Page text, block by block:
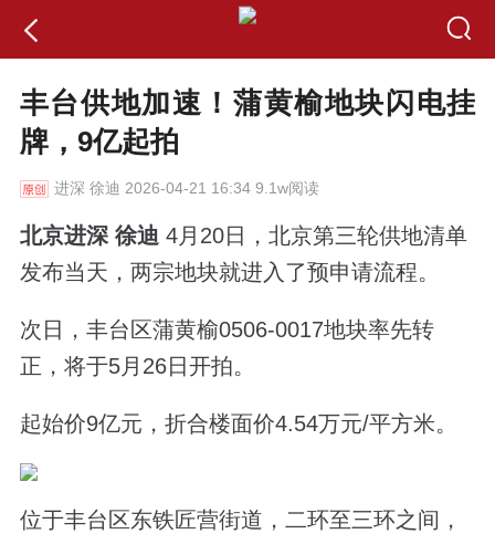
丰台供地加速！蒲黄榆地块闪电挂
牌，9亿起拍
进深 徐迪 2026-04-21 16:34 9.1w阅读
北京进深 徐迪 4月20日，北京第三轮供地清单
发布当天，两宗地块就进入了预申请流程。
次日，丰台区蒲黄榆0506-0017地块率先转
正，将于5月26日开拍。
起始价9亿元，折合楼面价4.54万元/平方米。
位于丰台区东铁匠营街道，二环至三环之间，